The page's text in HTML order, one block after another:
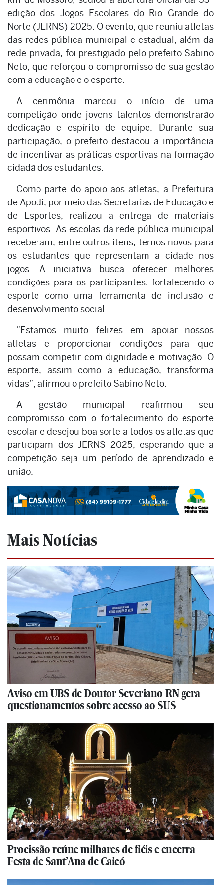
edição dos Jogos Escolares do Rio Grande do
Norte (JERNS) 2025. O evento, que reuniu atletas
das redes pública municipal e estadual, além da
rede privada, foi prestigiado pelo prefeito Sabino
Neto, que reforçou o compromisso de sua gestão
com a educação e o esporte.
A cerimônia marcou o início de uma
competição onde jovens talentos demonstrarão
dedicação e espírito de equipe. Durante sua
participação, o prefeito destacou a importância
de incentivar as práticas esportivas na formação
cidadã dos estudantes.
Como parte do apoio aos atletas, a Prefeitura
de Apodi, por meio das Secretarias de Educação e
de Esportes, realizou a entrega de materiais
esportivos. As escolas da rede pública municipal
receberam, entre outros itens, ternos novos para
os estudantes que representam a cidade nos
jogos. A iniciativa busca oferecer melhores
condições para os participantes, fortalecendo o
esporte como uma ferramenta de inclusão e
desenvolvimento social.
“Estamos muito felizes em apoiar nossos
atletas e proporcionar condições para que
possam competir com dignidade e motivação. O
esporte, assim como a educação, transforma
vidas”, afirmou o prefeito Sabino Neto.
A gestão municipal reafirmou seu
compromisso com o fortalecimento do esporte
escolar e desejou boa sorte a todos os atletas que
participam dos JERNS 2025, esperando que a
competição seja um período de aprendizado e
união.
Mais Notícias
Aviso em UBS de Doutor Severiano-RN gera
questionamentos sobre acesso ao SUS
Procissão reúne milhares de fiéis e encerra
Festa de Sant’Ana de Caicó